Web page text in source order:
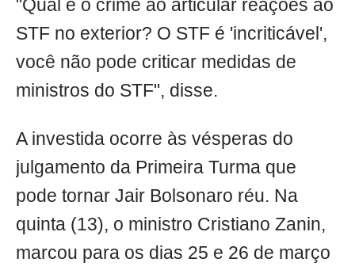
"Qual é o crime ao articular reações ao
STF no exterior? O STF é 'incriticável',
você não pode criticar medidas de
ministros do STF", disse.
A investida ocorre às vésperas do
julgamento da Primeira Turma que
pode tornar Jair Bolsonaro réu. Na
quinta (13), o ministro Cristiano Zanin,
marcou para os dias 25 e 26 de março